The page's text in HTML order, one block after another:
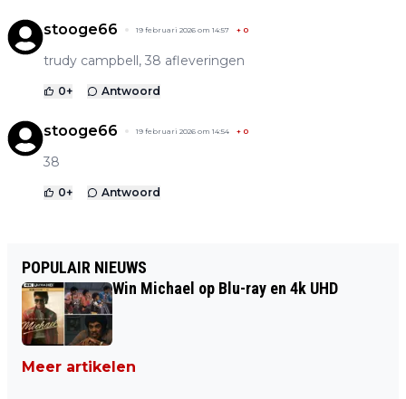
stooge66 19 februari 2026 om 14:57 + 0
trudy campbell, 38 afleveringen
0+ Antwoord
stooge66 19 februari 2026 om 14:54 + 0
38
0+ Antwoord
POPULAIR NIEUWS
Win Michael op Blu-ray en 4k UHD
Meer artikelen